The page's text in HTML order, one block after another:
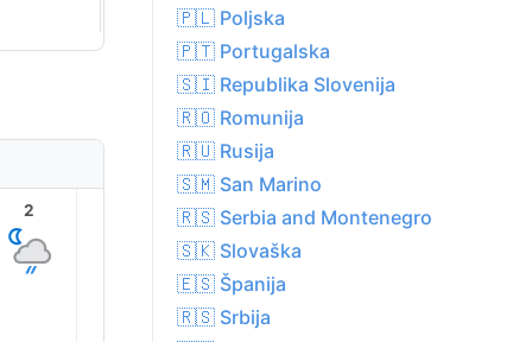
2 4 5 6
🇵🇱 Poljska
🇵🇹 Portugalska
🇸🇮 Republika Slovenija
🇷🇴 Romunija
🇷🇺 Rusija
🇸🇲 San Marino
🇷🇸 Serbia and Montenegro
🇸🇰 Slovaška
🇪🇸 Španija
🇷🇸 Srbija